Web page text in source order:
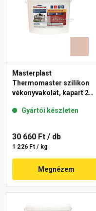
Masterplast
Thermomaster szilikon
vékonyvakolat, kapart 2
Gyártói készleten
30 660 Ft / db
1 226 Ft / kg
Megnézem